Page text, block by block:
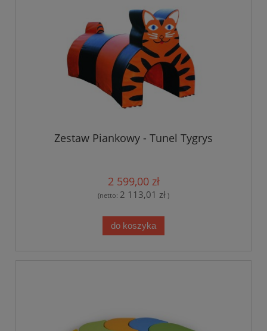
Zestaw Piankowy - Tunel Tygrys
2 599,00 zł
(netto: 2 113,01 zł )
do koszyka